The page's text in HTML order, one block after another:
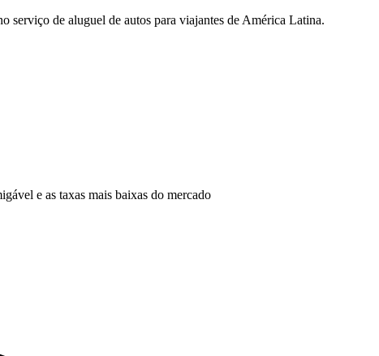
de aluguel de autos para viajantes de América Latina.
e as taxas mais baixas do mercado